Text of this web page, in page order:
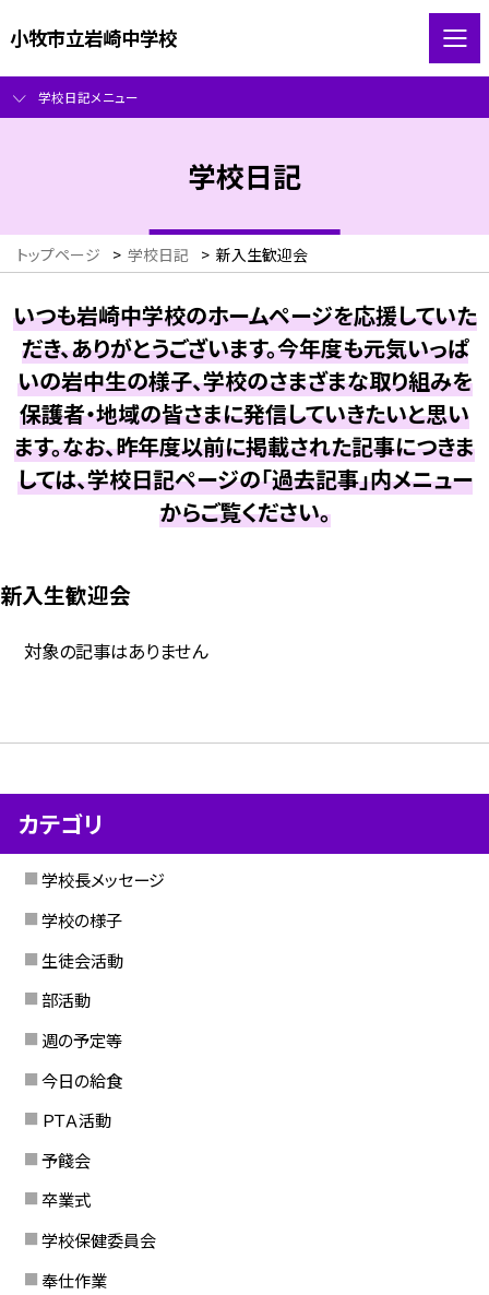
小牧市立岩崎中学校
学校日記メニュー
学校日記
トップページ > 学校日記 > 新入生歓迎会
いつも岩崎中学校のホームページを応援していた
だき、ありがとうございます。今年度も元気いっぱ
いの岩中生の様子、学校のさまざまな取り組みを
保護者・地域の皆さまに発信していきたいと思い
ます。なお、昨年度以前に掲載された記事につきま
しては、学校日記ページの「過去記事」内メニュー
からご覧ください。
新入生歓迎会
対象の記事はありません
カテゴリ
学校長メッセージ
学校の様子
生徒会活動
部活動
週の予定等
今日の給食
ＰＴＡ活動
予餞会
卒業式
学校保健委員会
奉仕作業